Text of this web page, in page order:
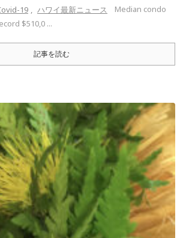
19 , ハワイ最新ニュース
Median condo
$510,0 ...
記事を読む